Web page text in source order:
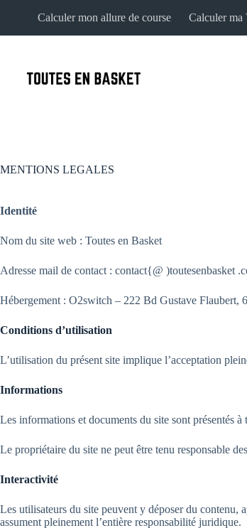
Calculer mon allure de course Calculer
MENTIONS LEGALES
Identité
Nom du site web : Toutes en Basket
Adresse mail de contact : contact{@ )toutesenbasket
Hébergement : O2switch – 222 Bd Gustave Flaubert,
Conditions d’utilisation
L’utilisation du présent site implique l’acceptation
Informations
Les informations et documents du site sont présentés
Le propriétaire du site ne peut être tenu responsable
Interactivité
Les utilisateurs du site peuvent y déposer du contenu,
assument pleinement l’entière responsabilité juridique.